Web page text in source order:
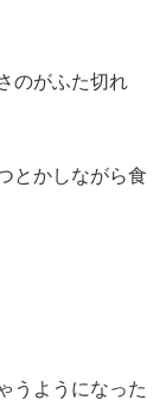
のがふた切れ
とかしながら食
うようになった